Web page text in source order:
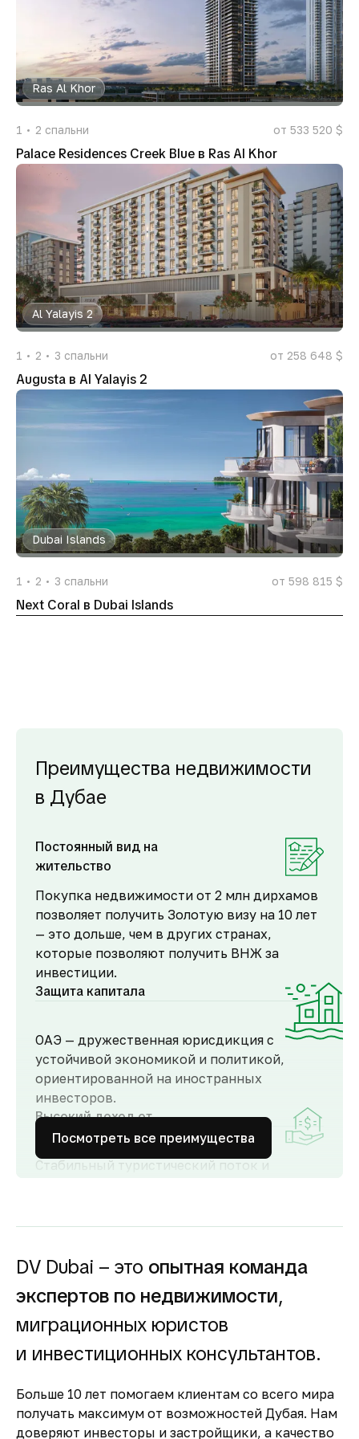
Ras Al Khor
1 2 спальни от 533 520 $
Palace Residences Creek Blue в Ras Al Khor
Al Yalayis 2
1 2 3 спальни от 258 648 $
Augusta в Al Yalayis 2
Dubai Islands
1 2 3 спальни от 598 815 $
Next Coral в Dubai Islands
Преимущества недвижимости
в Дубае
Постоянный вид на
жительство
Покупка недвижимости от 2 млн дирхамов
позволяет получить Золотую визу на 10 лет
— это дольше, чем в других странах,
которые позволяют получить ВНЖ за
инвестиции.
Защита капитала
ОАЭ — дружественная юрисдикция с
устойчивой экономикой и политикой,
ориентированной на иностранных
инвесторов.
Высокий доход от
аренды
Стабильный туристический поток и
доходность для инвесторов как от
аренды.
строящуюся
недвижимость
Оплата за объект поступает на эскроу-счёт.
Застройщик сможет получить с него деньги
только после ввода объекта в
Комфортное и
Посмотреть все преимущества
DV Dubai – это опытная команда
экспертов по недвижимости,
миграционных юристов
и инвестиционных консультантов.
Больше 10 лет помогаем клиентам со всего мира
получать максимум от возможностей Дубая. Нам
доверяют инвесторы и застройщики, а качество